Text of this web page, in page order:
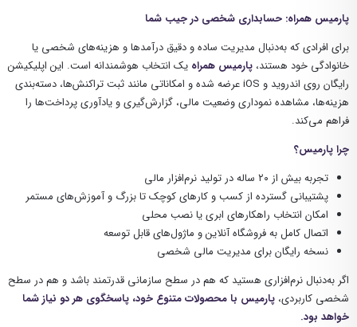
پارمیس همراه: حسابداری شخصی در جیب شما
برای افرادی که به‌دنبال مدیریت ساده و دقیق درآمدها و هزینه‌های شخصی یا
خانوادگی خود هستند، پارمیس همراه یک انتخاب هوشمندانه است. این اپلیکیشن
رایگان روی اندروید و
عرضه شده و امکاناتی مانند ثبت تراکنش‌ها، دسته‌بندی
هزینه‌ها، مشاهده نموداری وضعیت مالی، گزارش‌گیری و یادآوری پرداخت‌ها را
فراهم می‌کند.
چرا پارمیس؟
تجربه بیش از ۲۰ ساله در تولید نرم‌افزار مالی
پشتیبانی گسترده از کسب و کارهای کوچک تا بزرگ و آموزش‌های مستمر
امکان انتخاب راهکارهای ابری یا نصب محلی
اتصال کامل به فروشگاه آنلاین و ماژول‌های قابل توسعه
نسخه رایگان برای مدیریت مالی شخصی
اگر به‌دنبال نرم‌افزاری هستید که هم در سطح سازمانی قدرتمند باشد و هم در سطح
شخصی کاربردی، پارمیس با محصولات متنوع خود، پاسخگوی هر دو نیاز شما
خواهد بود.